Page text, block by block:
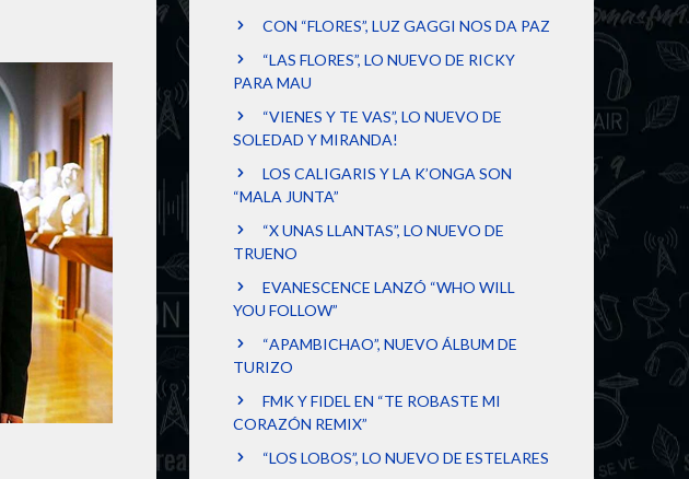
CON “FLORES”, LUZ GAGGI NOS DA PAZ
“LAS FLORES”, LO NUEVO DE RICKY
PARA MAU
“VIENES Y TE VAS”, LO NUEVO DE
SOLEDAD Y MIRANDA!
LOS CALIGARIS Y LA K’ONGA SON
“MALA JUNTA”
“X UNAS LLANTAS”, LO NUEVO DE
TRUENO
EVANESCENCE LANZÓ “WHO WILL
YOU FOLLOW”
“APAMBICHAO”, NUEVO ÁLBUM DE
TURIZO
FMK Y FIDEL EN “TE ROBASTE MI
CORAZÓN REMIX”
“LOS LOBOS”, LO NUEVO DE ESTELARES